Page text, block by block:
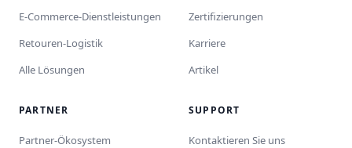
E-Commerce-Dienstleistungen
Retouren-Logistik
Alle Lösungen
Zertifizierungen
Karriere
Artikel
PARTNER
Partner-Ökosystem
SUPPORT
Kontaktieren Sie uns